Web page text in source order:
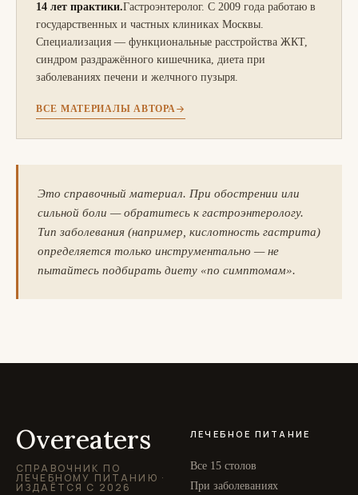
14 лет практики.Гастроэнтеролог. С 2009 года работаю в
государственных и частных клиниках Москвы.
Специализация — функциональные расстройства ЖКТ,
синдром раздражённого кишечника, диета при
заболеваниях печени и желчного пузыря.
ВСЕ МАТЕРИАЛЫ АВТОРА
Это справочный материал. При обострении или
сильной боли — обратитесь к гастроэнтерологу.
Тип заболевания (например, кислотность гастрита)
определяется только инструментально — не
пытайтесь подбирать диету «по симптомам».
Overeaters
СПРАВОЧНИК ПО
ЛЕЧЕБНОМУ ПИТАНИЮ ·
ИЗДАЁТСЯ С 2026
ЛЕЧЕБНОЕ ПИТАНИЕ
Все 15 столов
При заболеваниях